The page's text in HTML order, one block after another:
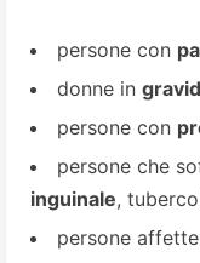
persone con
donne in
persone con
persone che
inguinale,
persone